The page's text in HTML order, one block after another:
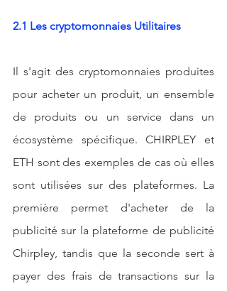
2.1 Les cryptomonnaies Utilitaires
Il s'agit des cryptomonnaies produites
pour acheter un produit, un ensemble
de produits ou un service dans un
écosystème spécifique. CHIRPLEY et
ETH sont des exemples de cas où elles
sont utilisées sur des plateformes. La
première permet d'acheter de la
publicité sur la plateforme de publicité
Chirpley, tandis que la seconde sert à
payer des frais de transactions sur la